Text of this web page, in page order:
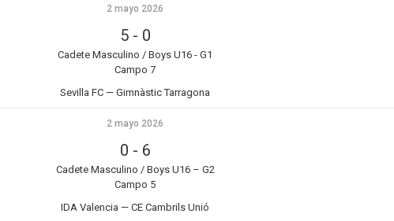
2 mayo 2026
5- 0
Cadete Masculino / Boys U16 - G1
Campo 7
Sevilla FC — Gimnàstic Tarragona
2 mayo 2026
0 - 6
Cadete Masculino / Boys U16 – G2
Campo 5
IDA Valencia — CE Cambrils Unió